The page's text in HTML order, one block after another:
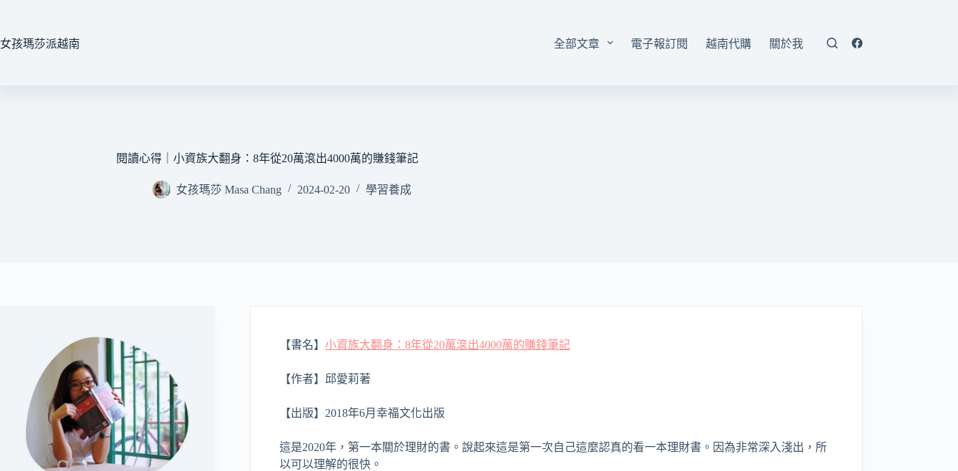
主
女孩瑪莎派越南 全部文章 電子報訂閱 越南代購 關於我
閱讀心得｜小資族大翻身：8年從20萬滾出4000萬的賺錢筆記
女孩瑪莎 Masa Chang 2024-02-20 學習養成
【書名】 小資族大翻身：8年從20萬滾出4000萬的賺錢筆記
【作者】邱愛莉著
【出版】2018年6月幸福文化出版
這是2020年，第一本關於理財的書。說起來這是第一次自己這麼認真的看一本理財書。因為非常深入淺出，所
以可以理解的很快。